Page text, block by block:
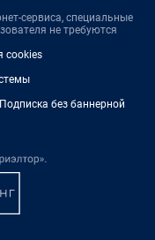
сервиса, специальные
не требуются
cookies
без баннерной